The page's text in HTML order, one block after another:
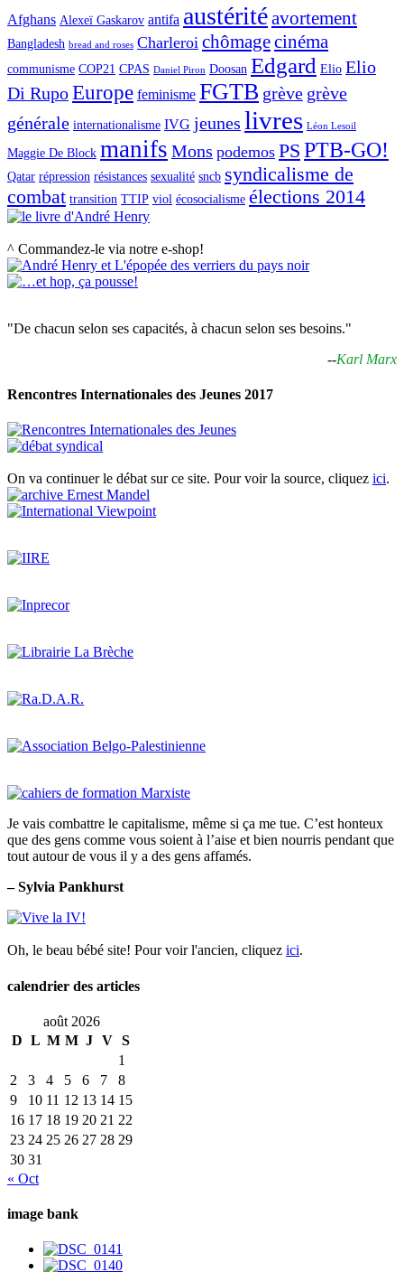
Afghans Alexeï Gaskarov antifa austéritéavortement
Bangladesh bread and roses Charleroi chômagecinéma
communisme COP21 CPAS Daniel Piron Doosan Edgard Elio Elio
Di RupoEurope feminisme FGTB grève grève
générale internationalisme IVG jeunes livres Léon Lesoil
Maggie De Block manifs Mons podemos PS PTB-GO!
Qatar répression résistances sexualité sncb syndicalisme de
combat transition TTIP viol écosocialisme élections 2014
^ Commandez-le via notre e-shop!
"De chacun selon ses capacités, à chacun selon ses besoins."
--Karl Marx
Rencontres Internationales des Jeunes 2017
On va continuer le débat sur ce site. Pour voir la source, cliquez ici.
Je vais combattre le capitalisme, même si ça me tue. C’est honteux
que des gens comme vous soient à l’aise et bien nourris pendant que
tout autour de vous il y a des gens affamés.
– Sylvia Pankhurst
Oh, le beau bébé site! Pour voir l'ancien, cliquez ici.
calendrier des articles
août 2026
D L M M J V S
1
2
3 4 5 6 7
8
9
10 11 12 13 14 15
16 17 18 19 20 21 22
23 24 25 26 27 28 29
30 31
« Oct
image bank